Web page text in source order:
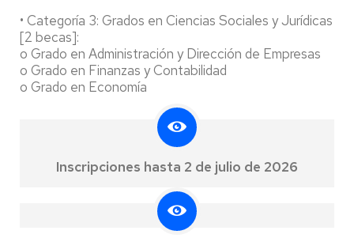
• Categoría 3: Grados en Ciencias Sociales y Jurídicas
[2 becas]:
o Grado en Administración y Dirección de Empresas
o Grado en Finanzas y Contabilidad
o Grado en Economía
Inscripciones hasta 2 de julio de 2026